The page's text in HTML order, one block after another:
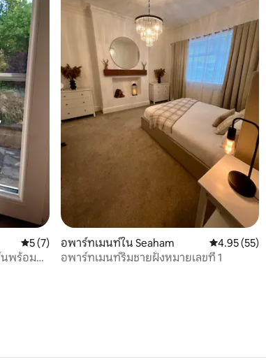
คะแนนเฉลี่ย 5 จาก 5, 7 รีวิว
5 (7)
นพร้อมที่
อพาร์ทเมนท์ใน Seaham คะแนนเฉลี่ย
4.95 (55)
อพาร์ทเมนท์ริมชายฝั่งหมายเลขที่ 1